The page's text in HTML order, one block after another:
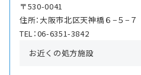
〒530-0041
住所：大阪市北区天神橋６−５−７
TEL：06-6351-3842
お近くの処方施設